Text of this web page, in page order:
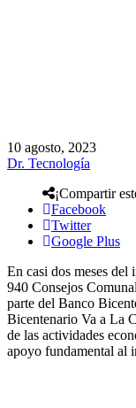
10 agosto, 2023
Dr. Tecnología
¡Compartir
Facebook
Twitter
Google Plus
En casi dos meses del
940 Consejos
parte del Banco
Bicentenario Va a La
de las actividades
apoyo fundamental al